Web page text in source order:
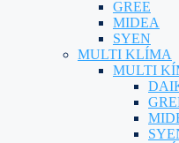
GREE
MIDEA
SYEN
MULTI KLÍMA
MULTI